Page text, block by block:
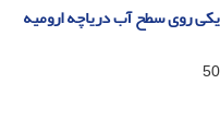
روی سطح آب دریاچه ارومیه